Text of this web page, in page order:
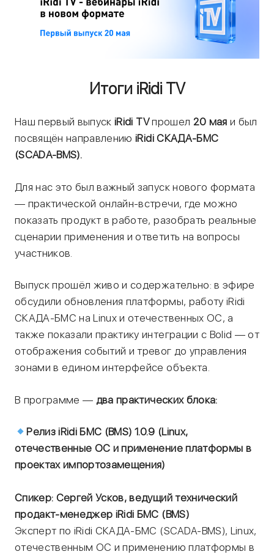
Итоги iRidi TV
Наш первый выпускiRidi TVпрошел 20 мая и был
посвящён направлениюiRidi СКАДА-БМС
(SCADA-BMS).
Для нас это был важный запуск нового формата
— практической онлайн-встречи, где можно
показать продукт в работе, разобрать реальные
сценарии применения и ответить на вопросы
участников.
Выпуск прошёл живо и содержательно: в эфире
обсудили обновления платформы, работу iRidi
СКАДА-БМС на Linux и отечественных ОС, а
также показали практику интеграции с Bolid — от
отображения событий и тревог до управления
зонами в едином интерфейсе объекта.
В программе — два практических блока:
Релиз iRidi БМС (BMS) 1.0.9 (Linux,
отечественные ОС и применение платформы в
проектах импортозамещения)
Спикер: Сергей Усков, ведущий технический
продакт-менеджер iRidi БМС (BMS)
Эксперт по iRidi СКАДА-БМС (SCADA-BMS), Linux,
отечественным ОС и применению платформы в